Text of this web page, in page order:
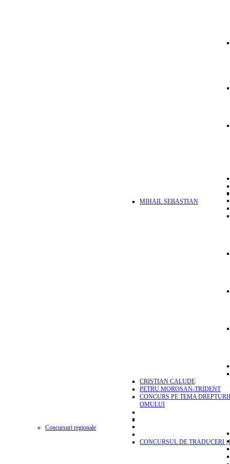
MIHAIL SEBASTIAN
CRISTIAN CALUDE
PETRU MOROSAN-TRIDENT
CONCURS PE TEMA
OMULUI
Concursuri regionale
CONCURSUL DE TRADUCERI